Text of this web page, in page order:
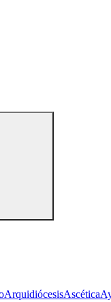
ArquidiócesisAscética